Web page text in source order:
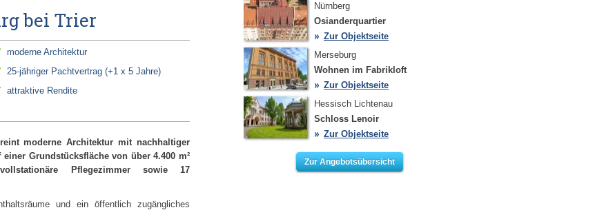
bei Trier
moderne Architektur
25-jähriger Pachtvertrag (+1 x 5 Jahre)
attraktive Rendite
moderne Architektur mit nachhaltiger
Grundstücksfläche von über 4.400 m²
Pflegezimmer sowie 17
und ein öffentlich zugängliches
Nürnberg
Osianderquartier
Zur Objektseite
Merseburg
Wohnen im Fabrikloft
Zur Objektseite
Hessisch Lichtenau
Schloss Lenoir
Zur Objektseite
Zur Angebotsübersicht